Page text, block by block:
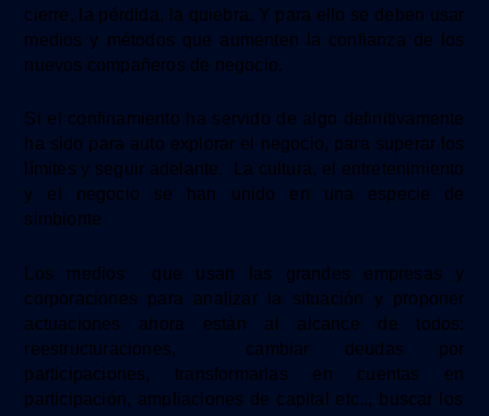
cierre, la pérdida, la quiebra. Y para ello se deben usar
medios y métodos que aumenten la confianza de los
nuevos compañeros de negocio.
Si el confinamiento ha servido de algo definitivamente
ha sido para auto explorar el negocio, para superar los
límites y seguir adelante. La cultura, el entretenimiento
y el negocio se han unido en una especie de
simbionte
Los medios
que usan las grandes empresas y
corporaciones para analizar la situación y proponer
actuaciones ahora están al alcance de todos:
reestructuraciones, cambiar deudas por
participaciones,transformarlas en cuentas en
participación, ampliaciones de capital etc.., buscar
los